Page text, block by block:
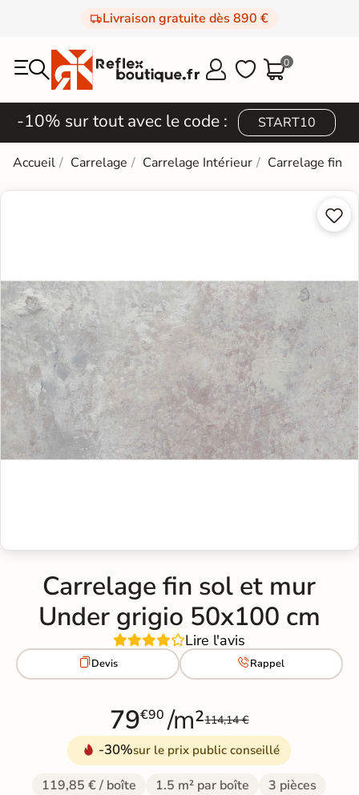
Livraison gratuite dès 890 €
  0
-10% sur tout avec le code : START10
Accueil Carrelage Carrelage Intérieur Carrelage fin


Carrelage fin sol et mur
Under grigio 50x100 cm
Lire l'avis
Devis Rappel
79€90 /m²114,14 €
-30%sur le prix public conseillé
119,85 € / boîte 1.5 m² par boîte 3 pièces